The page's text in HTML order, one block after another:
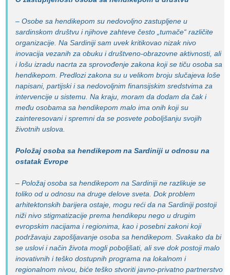
– Osobe sa hendikepom su nedovoljno zastupljene u
sardinskom društvu i njihove zahteve često „tumače“ različite
organizacije. Na Sardiniji sam uvek kritikovao nizak nivo
inovacija vezanih za obuku i društveno-obrazovne aktivnosti, ali
i lošu izradu nacrta za sprovođenje zakona koji se tiču osoba sa
hendikepom. Predlozi zakona su u velikom broju slučajeva loše
napisani, partijski i sa nedovoljnim finansijskim sredstvima za
intervencije u sistemu. Na kraju, moram da dodam da čak i
među osobama sa hendikepom malo ima onih koji su
zainteresovani i spremni da se posvete poboljšanju svojih
životnih uslova.
Položaj osoba sa hendikepom na Sardiniji u odnosu na
ostatak Evrope
– Položaj osoba sa hendikepom na Sardiniji ne razlikuje se
toliko od u odnosu na druge delove sveta. Dok problem
arhitektonskih barijera ostaje, mogu reći da na Sardiniji postoji
niži nivo stigmatizacije prema hendikepu nego u drugim
evropskim nacijama i regionima, kao i posebni zakoni koji
podržavaju zapošljavanje osoba sa hendikepom. Svakako da bi
se uslovi i način života mogli poboljšati, ali sve dok postoji malo
inovativnih i teško dostupnih programa na lokalnom i
regionalnom nivou, biće teško stvoriti javno-privatno partnerstvo